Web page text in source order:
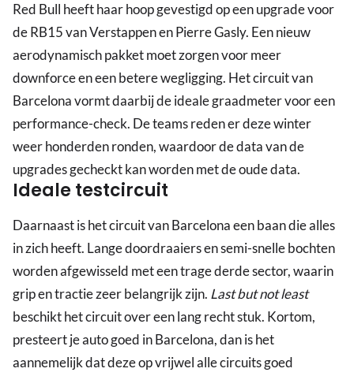
Red Bull heeft haar hoop gevestigd op een upgrade voor
de RB15 van Verstappen en Pierre Gasly. Een nieuw
aerodynamisch pakket moet zorgen voor meer
downforce en een betere wegligging. Het circuit van
Barcelona vormt daarbij de ideale graadmeter voor een
performance-check. De teams reden er deze winter
weer honderden ronden, waardoor de data van de
upgrades gecheckt kan worden met de oude data.
Ideale testcircuit
Daarnaast is het circuit van Barcelona een baan die alles
in zich heeft. Lange doordraaiers en semi-snelle bochten
worden afgewisseld met een trage derde sector, waarin
grip en tractie zeer belangrijk zijn. Last but not least
beschikt het circuit over een lang recht stuk. Kortom,
presteert je auto goed in Barcelona, dan is het
aannemelijk dat deze op vrijwel alle circuits goed